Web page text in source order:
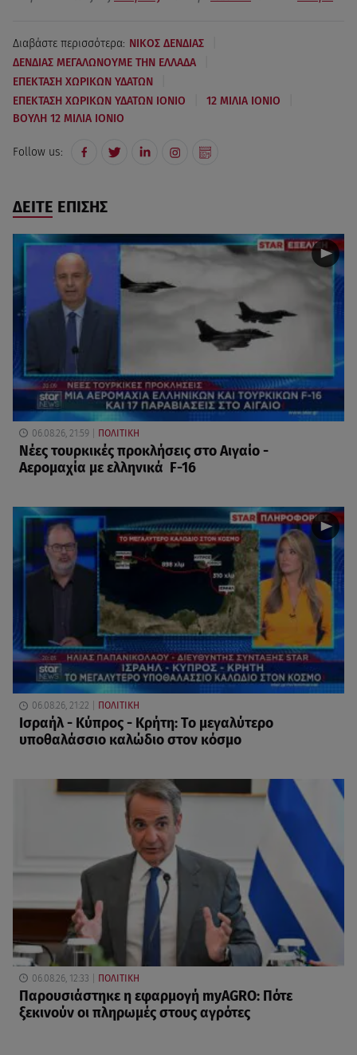
Διαβάστε περισσότερα: ΝΙΚΟΣ ΔΕΝΔΙΑΣ
ΔΕΝΔΙΑΣ ΜΕΓΑΛΩΝΟΥΜΕ ΤΗΝ ΕΛΛΑΔΑ
ΕΠΕΚΤΑΣΗ ΧΩΡΙΚΩΝ ΥΔΑΤΩΝ
ΕΠΕΚΤΑΣΗ ΧΩΡΙΚΩΝ ΥΔΑΤΩΝ ΙΟΝΙΟ 12 ΜΙΛΙΑ ΙΟΝΙΟ
ΒΟΥΛΗ 12 ΜΙΛΙΑ ΙΟΝΙΟ
Follow us:
ΔΕΙΤΕ ΕΠΙΣΗΣ
06.08.26, 21:59 ΠΟΛΙΤΙΚΗ
Νέες τουρκικές προκλήσεις στο Αιγαίο -
Αερομαχία με ελληνικά F-16
06.08.26, 21:22 ΠΟΛΙΤΙΚΗ
Ισραήλ - Κύπρος - Κρήτη: Το μεγαλύτερο
υποθαλάσσιο καλώδιο στον κόσμο
06.08.26, 12:33 ΠΟΛΙΤΙΚΗ
Παρουσιάστηκε η εφαρμογή myAGRO: Πότε
ξεκινούν οι πληρωμές στους αγρότες